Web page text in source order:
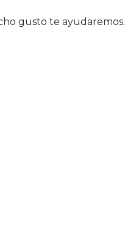
gusto te ayudaremos.